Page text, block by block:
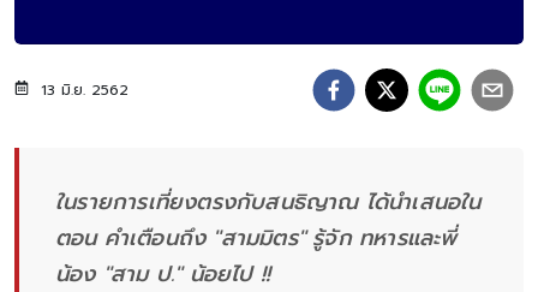
13 มิ.ย. 2562
ในรายการเที่ยงตรงกับสนธิญาณ ได้นำเสนอใน
ตอน คำเตือนถึง "สามมิตร" รู้จัก ทหารและพี่
น้อง "สาม ป." น้อยไป !!